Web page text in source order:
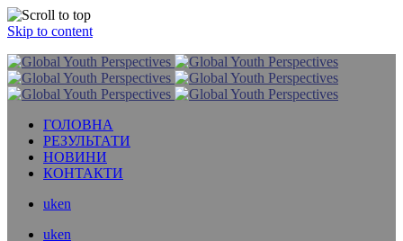
Skip to content
ГОЛОВНА
РЕЗУЛЬТАТИ
НОВИНИ
КОНТАКТИ
uken
uken